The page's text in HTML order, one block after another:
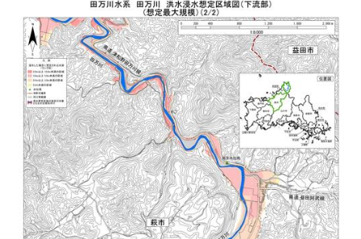
しごと・産業・観光
まちづくり
県政情報